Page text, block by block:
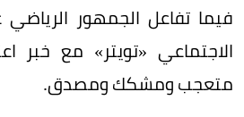
فيما تفاعل الجمهور
الاجتماعي «تويتر» مع خبر
متعجب ومشكك ومصدق.